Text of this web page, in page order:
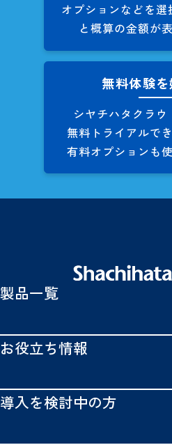
オプションなどを選
と概算の金額が
無料体験を
シヤチハタクラウ
無料トライアルでき
有料オプションも
製品一覧
お役立ち情報
導入を検討中の方